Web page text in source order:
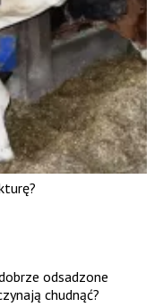
odsadzone
chudnąć?